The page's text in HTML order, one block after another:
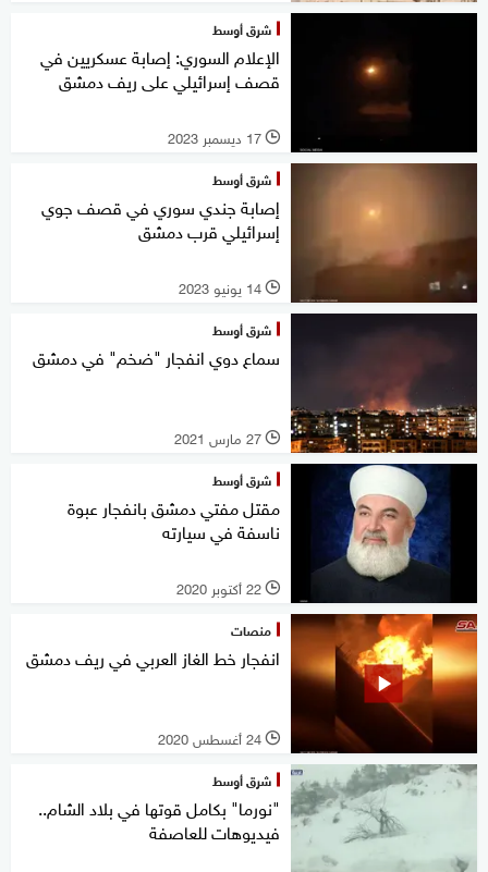
شرق أوسط
الإعلام السوري: إصابة عسكريين في
قصف إسرائيلي على ريف دمشق
l 17 ديسمبر 2023
شرق أوسط
إصابة جندي سوري في قصف جوي
إسرائيلي قرب دمشق
l 14 يونيو 2023
شرق أوسط
سماع دوي انفجار "ضخم" في دمشق
l 27 مارس 2021
شرق أوسط
مقتل مفتي دمشق بانفجار عبوة
ناسفة في سيارته
l 22 أكتوبر 2020
منصات
انفجار خط الغاز العربي في ريف دمشق
l 24 أغسطس 2020
شرق أوسط
"نورما" بكامل قوتها في بلاد الشام..
فيديوهات للعاصفة